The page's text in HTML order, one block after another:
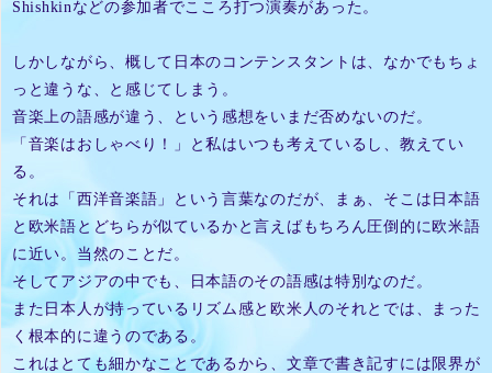
Shishkinなどの参加者でこころ打つ演奏があった。
しかしながら、概して日本のコンテンスタントは、なかでもちょ
っと違うな、と感じてしまう。
音楽上の語感が違う、という感想をいまだ否めないのだ。
「音楽はおしゃべり！」と私はいつも考えているし、教えてい
る。
それは「西洋音楽語」という言葉なのだが、まぁ、そこは日本語
と欧米語とどちらが似ているかと言えばもちろん圧倒的に欧米語
に近い。当然のことだ。
そしてアジアの中でも、日本語のその語感は特別なのだ。
また日本人が持っているリズム感と欧米人のそれとでは、まった
く根本的に違うのである。
これはとても細かなことであるから、文章で書き記すには限界が